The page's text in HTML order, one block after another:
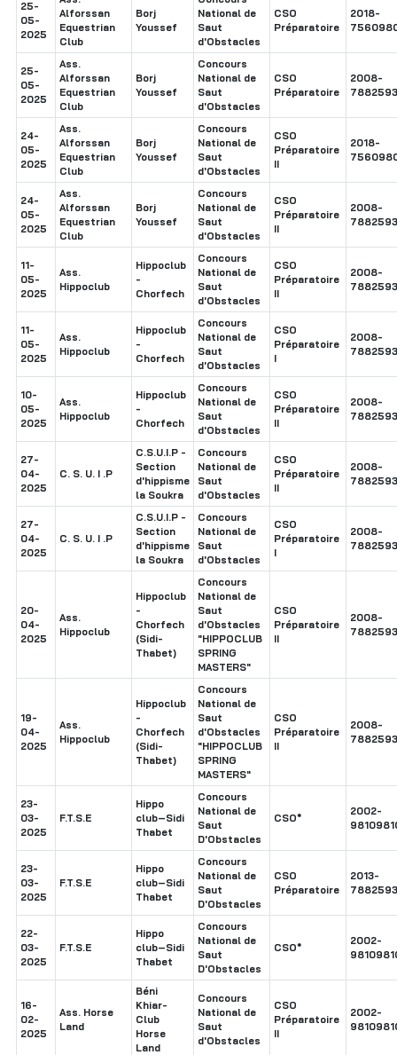
25-
05-
2025
Alforssan
Equestrian
Club
Borj
Youssef
National de
Saut
d'Obstacles
CSO
Préparatoire
2018-
25-
05-
2025
Ass.
Alforssan
Equestrian
Club
Borj
Youssef
Concours
National de
Saut
d'Obstacles
CSO
Préparatoire
2008-
24-
05-
2025
Ass.
Alforssan
Equestrian
Club
Borj
Youssef
Concours
National de
Saut
d'Obstacles
CSO
Préparatoire
II
2018-
24-
05-
2025
Ass.
Alforssan
Equestrian
Club
Borj
Youssef
Concours
National de
Saut
d'Obstacles
CSO
Préparatoire
II
2008-
11-
05-
2025
Ass.
Hippoclub
Hippoclub
-
Chorfech
Concours
National de
Saut
d'Obstacles
CSO
Préparatoire
II
2008-
11-
05-
2025
Ass.
Hippoclub
Hippoclub
-
Chorfech
Concours
National de
Saut
d'Obstacles
CSO
Préparatoire
I
2008-
10-
05-
2025
Ass.
Hippoclub
Hippoclub
-
Chorfech
Concours
National de
Saut
d'Obstacles
CSO
Préparatoire
II
2008-
27-
04-
2025
C. S. U. I .P
C.S.U.I.P -
Section
d'hippisme
la Soukra
Concours
National de
Saut
d'Obstacles
CSO
Préparatoire
II
2008-
27-
04-
2025
C. S. U. I .P
C.S.U.I.P -
Section
d'hippisme
la Soukra
Concours
National de
Saut
d'Obstacles
CSO
Préparatoire
I
2008-
20-
04-
2025
Ass.
Hippoclub
Hippoclub
-
Chorfech
(Sidi-
Thabet)
Concours
National de
Saut
d'Obstacles
"HIPPOCLUB
SPRING
MASTERS"
CSO
Préparatoire
II
2008-
19-
04-
2025
Ass.
Hippoclub
Hippoclub
-
Chorfech
(Sidi-
Thabet)
Concours
National de
Saut
d'Obstacles
"HIPPOCLUB
SPRING
MASTERS"
CSO
Préparatoire
II
2008-
23-
03-
2025
F.T.S.E
Hippo
club–Sidi
Thabet
Concours
National de
Saut
D'Obstacles
CSO*
2002-
23-
03-
2025
F.T.S.E
Hippo
club–Sidi
Thabet
Concours
National de
Saut
D'Obstacles
CSO
Préparatoire
2013-
22-
03-
2025
F.T.S.E
Hippo
club–Sidi
Thabet
Concours
National de
Saut
D'Obstacles
CSO*
2002-
16-
02-
2025
Ass. Horse
Land
Béni
Khiar-
Club
Horse
Land
Concours
National de
Saut
d'Obstacles
CSO
Préparatoire
II
2002-